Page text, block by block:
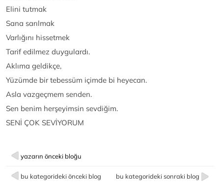
Elini tutmak
Sana sarılmak
Varlığını hissetmek
Tarif edilmez duygulardı.
Aklıma geldikçe,
Yüzümde bir tebessüm içimde bi heyecan.
Asla vazgeçmem senden.
Sen benim herşeyimsin sevdiğim.
SENİ ÇOK SEVİYORUM
yazarın önceki bloğu
bu kategorideki önceki blog bu kategorideki sonraki blog